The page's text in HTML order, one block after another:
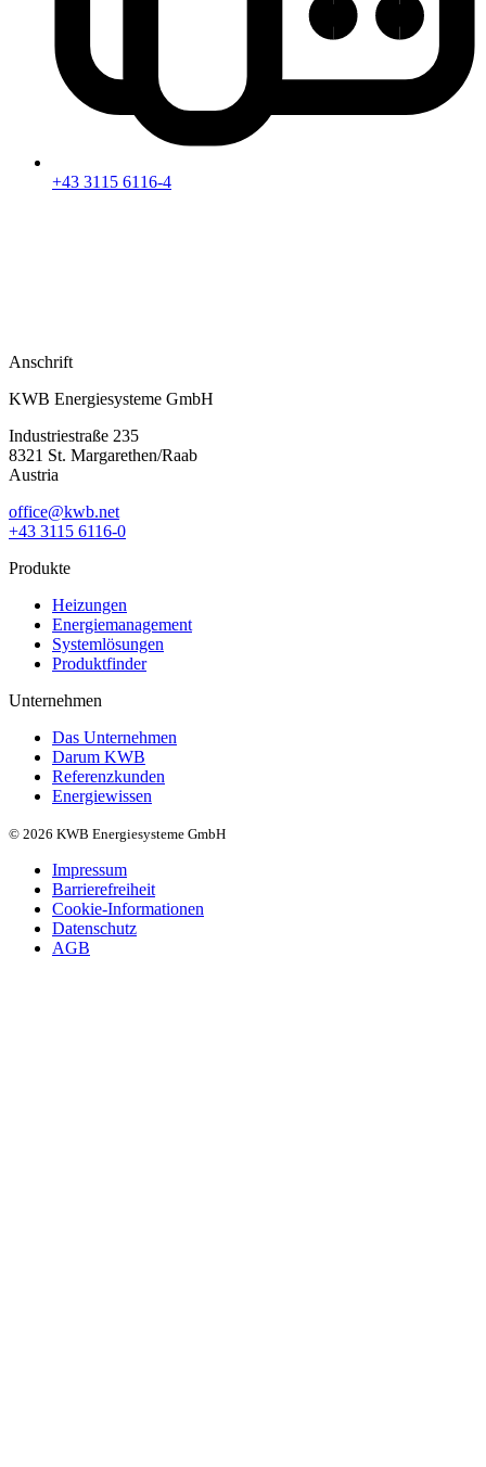
+43 3115 6116-4
Anschrift
KWB Energiesysteme GmbH
Industriestraße 235
8321 St. Margarethen/Raab
Austria
office@kwb.net
+43 3115 6116-0
Produkte
Heizungen
Energiemanagement
Systemlösungen
Produktfinder
Unternehmen
Das Unternehmen
Darum KWB
Referenzkunden
Energiewissen
© 2026 KWB Energiesysteme GmbH
Impressum
Barrierefreiheit
Cookie-Informationen
Datenschutz
AGB